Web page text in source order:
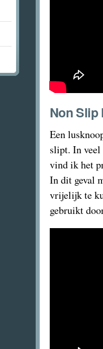
Non Slip
Een
slipt. In veel
vind ik het
In dit geval
vrijelijk te
gebruikt